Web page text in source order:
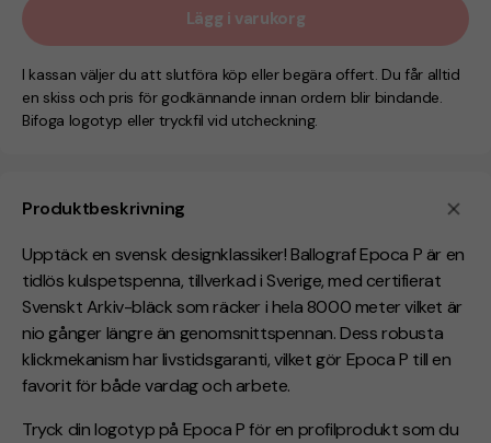
Produktbeskrivning
Upptäck en svensk designklassiker! Ballograf Epoca P är en
tidlös kulspetspenna, tillverkad i Sverige, med certifierat
Svenskt Arkiv-bläck som räcker i hela 8000 meter vilket är
nio gånger längre än genomsnittspennan. Dess robusta
klickmekanism har livstidsgaranti, vilket gör Epoca P till en
favorit för både vardag och arbete.
Tryck din logotyp på Epoca P för en profilprodukt som du
Lägg i varukorg
I kassan väljer du att slutföra köp eller begära offert. Du får alltid
en skiss och pris för godkännande innan ordern blir bindande.
Bifoga logotyp eller tryckfil vid utcheckning.